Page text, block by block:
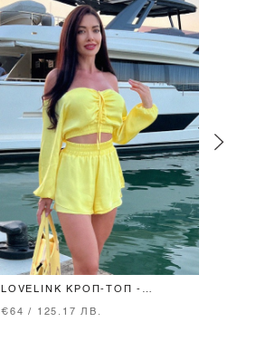
LOVELINK КРОП-ТОП -
€64 / 125.17 ЛВ.